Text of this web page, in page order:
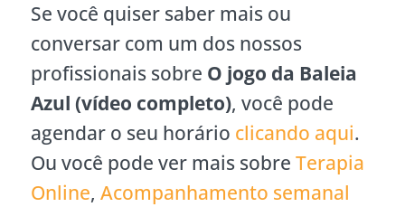
Se você quiser saber mais ou
conversar com um dos nossos
profissionais sobre O jogo da Baleia
Azul (vídeo completo), você pode
agendar o seu horário clicando aqui.
Ou você pode ver mais sobre Terapia
Online, Acompanhamento semanal